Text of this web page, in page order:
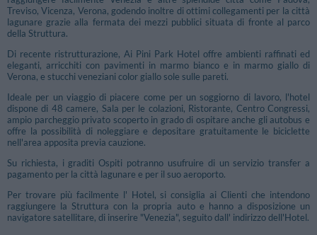
Treviso, Vicenza, Verona, godendo inoltre di ottimi collegamenti per la città
lagunare grazie alla fermata dei mezzi pubblici situata di fronte al parco
della Struttura.
Di recente ristrutturazione, Ai Pini Park Hotel offre ambienti raffinati ed
eleganti, arricchiti con pavimenti in marmo bianco e in marmo giallo di
Verona, e stucchi veneziani color giallo sole sulle pareti.
Ideale per un viaggio di piacere come per un soggiorno di lavoro, l'hotel
dispone di 48 camere, Sala per le colazioni, Ristorante, Centro Congressi,
ampio parcheggio privato scoperto in grado di ospitare anche gli autobus e
offre la possibilità di noleggiare e depositare gratuitamente le biciclette
nell'area apposita previa cauzione.
Su richiesta, i graditi Ospiti potranno usufruire di un servizio transfer a
pagamento per la città lagunare e per il suo aeroporto.
Per trovare più facilmente l' Hotel, si consiglia ai Clienti che intendono
raggiungere la Struttura con la propria auto e hanno a disposizione un
navigatore satellitare, di inserire "Venezia", seguito dall' indirizzo dell'Hotel.